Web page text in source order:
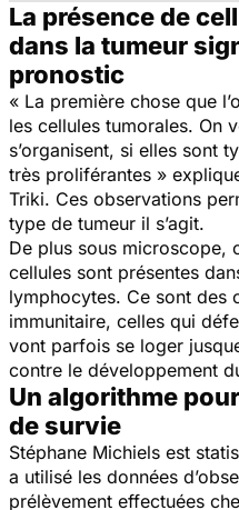
La présence de
dans la tumeur
pronostic
« La première chose que
les cellules tumorales. On
s’organisent, si elles sont
très proliférantes »
Triki. Ces observations
type de tumeur il s’agit.
De plus sous microscope,
cellules sont présentes
lymphocytes. Ce sont des
immunitaire, celles qui
vont parfois se loger
contre le développement
Un algorithme
de survie
Stéphane Michiels est
a utilisé les données
prélèvement effectuées